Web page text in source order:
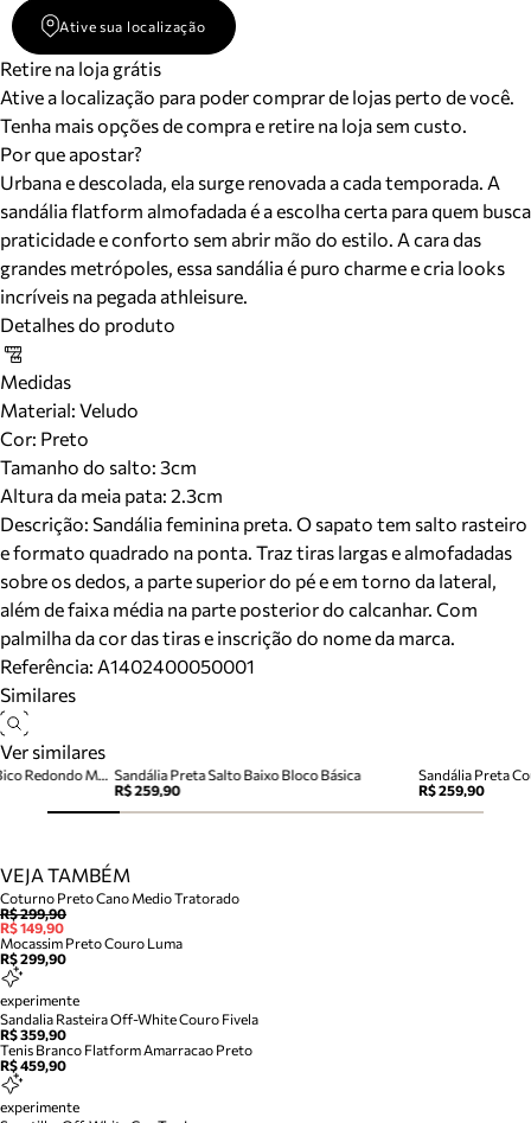
Ative sua localização
Retire na loja grátis
Ative a localização para poder comprar de lojas perto de você.
Tenha mais opções de compra e retire na loja sem custo.
Por que apostar?
Urbana e descolada, ela surge renovada a cada temporada. A
sandália flatform almofadada é a escolha certa para quem busca
praticidade e conforto sem abrir mão do estilo. A cara das
grandes metrópoles, essa sandália é puro charme e cria looks
incríveis na pegada athleisure.
Detalhes do produto
Medidas
Material: Veludo
Cor: Preto
Tamanho do salto: 3cm
Altura da meia pata: 2.3cm
Descrição: Sandália feminina preta. O sapato tem salto rasteiro
e formato quadrado na ponta. Traz tiras largas e almofadadas
sobre os dedos, a parte superior do pé e em torno da lateral,
além de faixa média na parte posterior do calcanhar. Com
palmilha da cor das tiras e inscrição do nome da marca.
Referência: A1402400050001
Similares
Ver similares
Sandália Preta Salto Baixo Bloco Básica
R$ 259,90
Sandália Preta
R$ 259,90
Sandália Papete Preta Couro Bico Redondo Metais
VEJA TAMBÉM
Coturno Preto Cano Medio Tratorado
R$ 299,90
R$ 149,90
Mocassim Preto Couro Luma
R$ 299,90
experimente
Sandalia Rasteira Off-White Couro Fivela
R$ 359,90
Tenis Branco Flatform Amarracao Preto
R$ 459,90
experimente